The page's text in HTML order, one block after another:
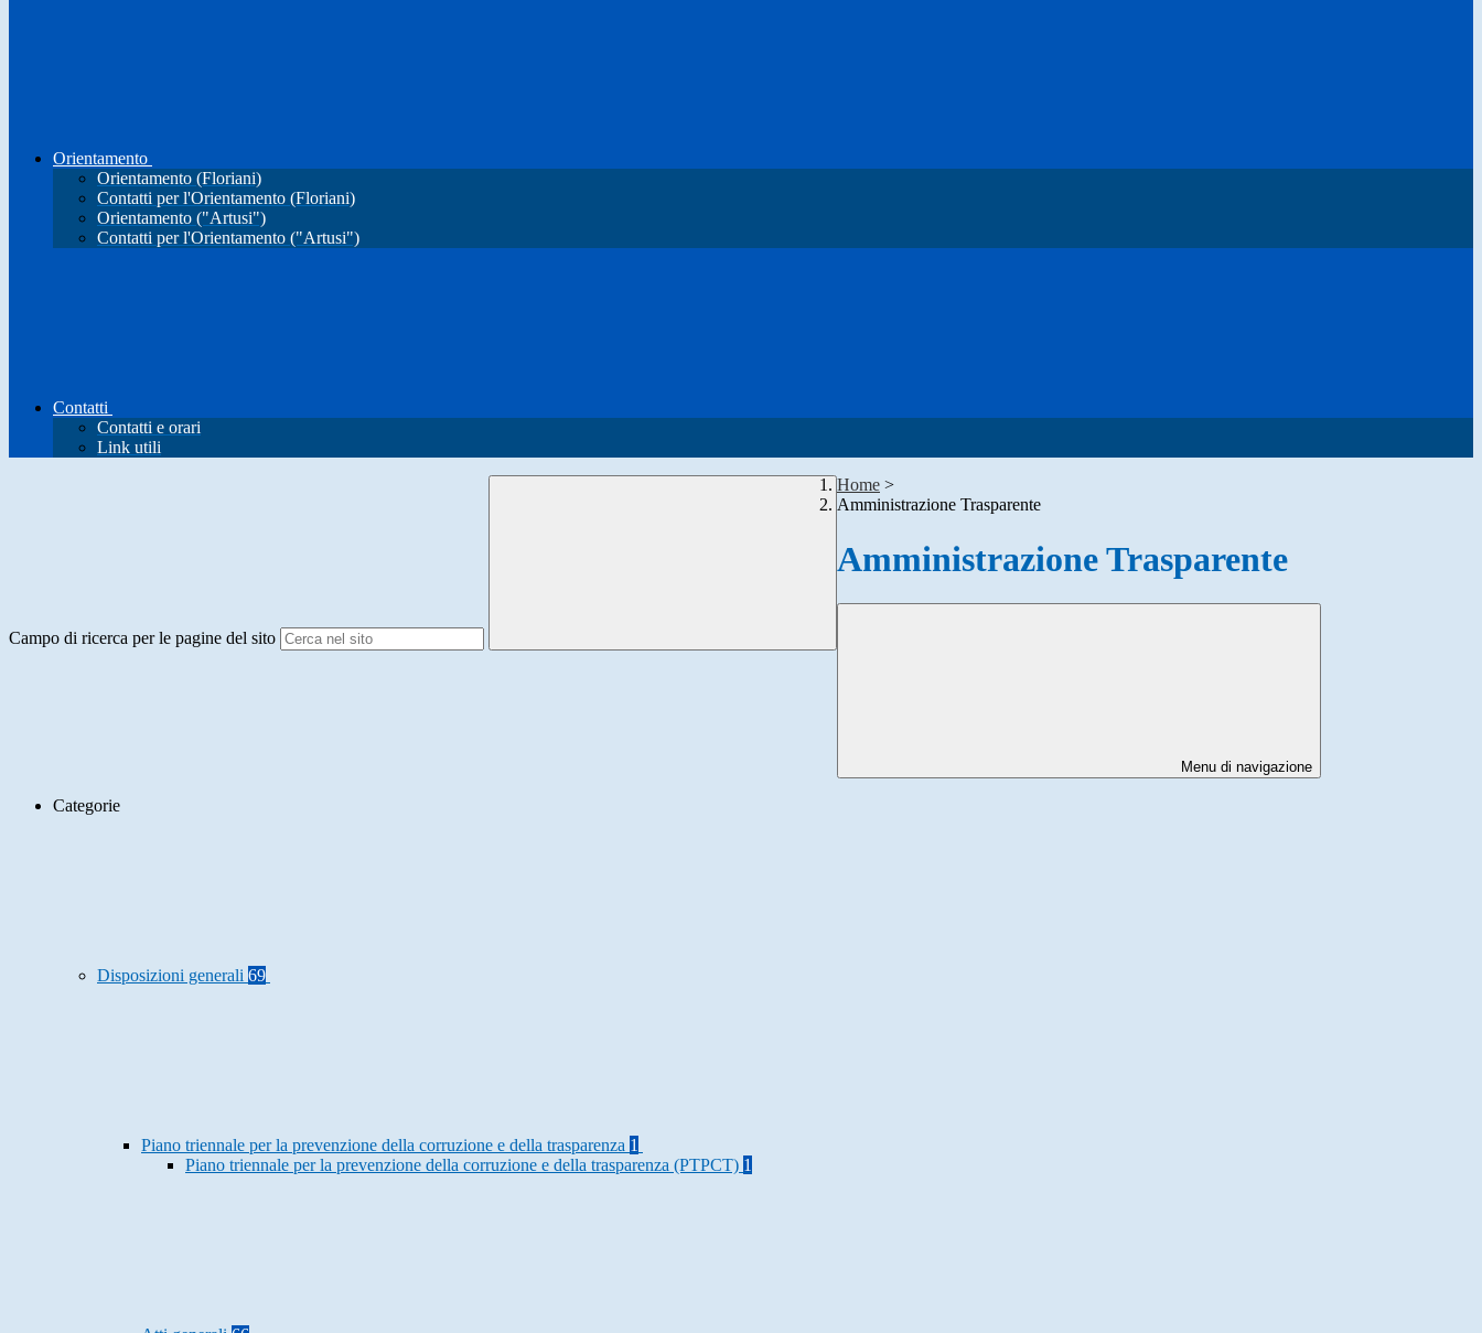
Orientamento
Orientamento (Floriani)
Contatti per l'Orientamento (Floriani)
Orientamento ("Artusi")
Contatti per l'Orientamento ("Artusi")
Contatti
Contatti e orari
Link utili
Campo di ricerca per le pagine del sito
Home >
Amministrazione Trasparente
Amministrazione Trasparente
Menu di navigazione
Categorie
Disposizioni generali 69
Piano triennale per la prevenzione della corruzione e della trasparenza 1
Piano triennale per la prevenzione della corruzione e della trasparenza (PTPCT) 1